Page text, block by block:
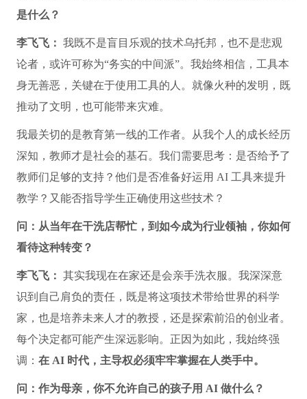
是什么？
李飞飞： 我既不是盲目乐观的技术乌托邦，也不是悲观
论者，或许可称为“务实的中间派”。我始终相信，工具本
身无善恶，关键在于使用工具的人。就像火种的发明，既
推动了文明，也可能带来灾难。
我最关切的是教育第一线的工作者。从我个人的成长经历
深知，教师才是社会的基石。我们需要思考：是否给予了
教师们足够的支持？他们是否准备好运用 AI 工具来提升
教学？又能否指导学生正确使用这些技术？
问：从当年在干洗店帮忙，到如今成为行业领袖，你如何
看待这种转变？
李飞飞： 其实我现在在家还是会亲手洗衣服。我深深意
识到自己肩负的责任，既是将这项技术带给世界的科学
家，也是培养未来人才的教授，还是探索前沿的创业者。
每个决定都可能产生深远影响。正因为如此，我始终强
调： 在 AI 时代，主导权必须牢牢掌握在人类手中。
问：作为母亲，你不允许自己的孩子用 AI 做什么？